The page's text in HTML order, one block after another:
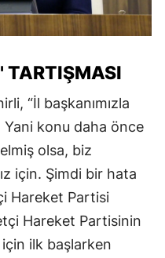
TARTIŞMASI
“İl başkanımızla
konu daha önce
olsa, biz
için. Şimdi bir hata
Hareket Partisi
Hareket Partisinin
ilk başlarken